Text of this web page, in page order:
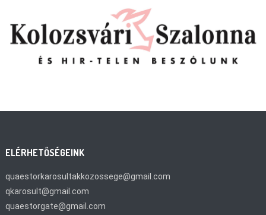
ELÉRHETŐSÉGEINK
quaestorkarosultakkozossege@gmail.com
qkarosult@gmail.com
quaestorgate@gmail.com